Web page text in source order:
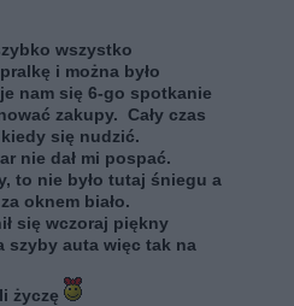
wszystko
i można było
nam się 6-go spotkanie
zakupy. Cały czas
się nudzić.
nie dał mi pospać.
to nie było tutaj śniegu a
oknem biało.
się wczoraj piękny
szyby auta więc tak na
życzę